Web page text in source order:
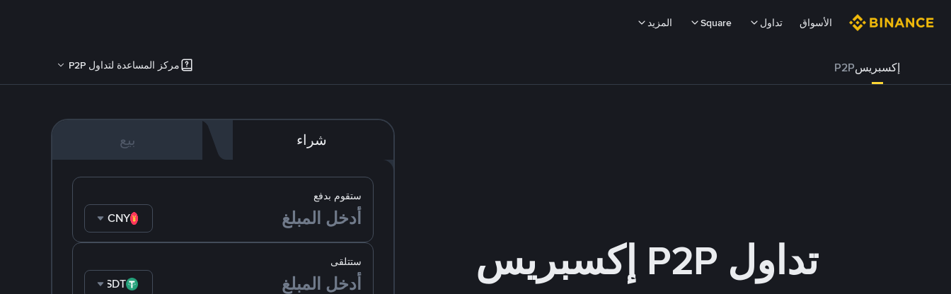
الأسواق تداول Square المزيد
إكسبريسP2P مركز المساعدة لتداول P2P
تداول P2P إكسبريس
شراء بيع
ستقوم بدفع
CNY
ستتلقى
USDT